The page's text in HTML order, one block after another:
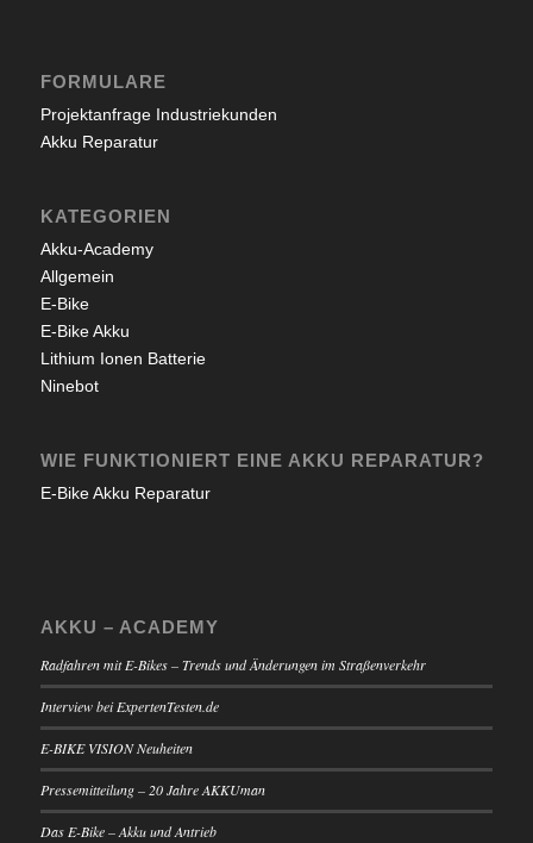
FORMULARE
Projektanfrage Industriekunden
Akku Reparatur
KATEGORIEN
Akku-Academy
Allgemein
E-Bike
E-Bike Akku
Lithium Ionen Batterie
Ninebot
WIE FUNKTIONIERT EINE AKKU REPARATUR?
E-Bike Akku Reparatur
AKKU – ACADEMY
Radfahren mit E-Bikes – Trends und Änderungen im Straßenverkehr
Interview bei ExpertenTesten.de
E-BIKE VISION Neuheiten
Pressemitteilung – 20 Jahre AKKUman
Das E-Bike – Akku und Antrieb